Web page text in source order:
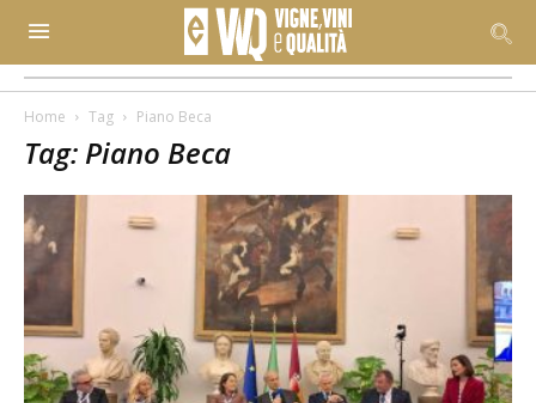
Home Tag Piano Beca
Tag: Piano Beca